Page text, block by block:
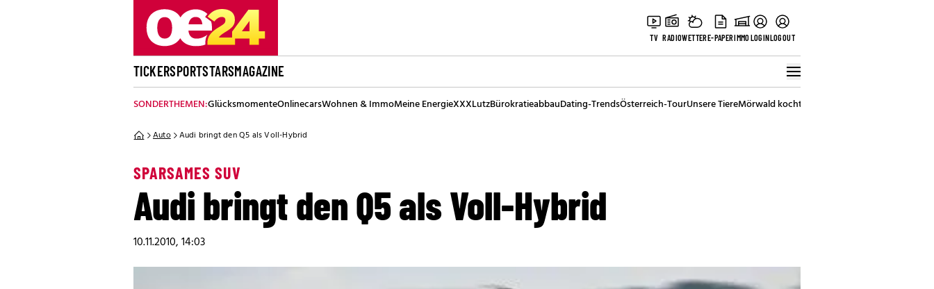
TV RADIOWETTERE-PAPERIMMOLOGINLOGOUT
TICKERSPORTSTARSMAGAZINE
SONDERTHEMEN:GlücksmomenteOnlinecarsWohnen & ImmoMeine EnergieXXXLutzBürokratieabbauDating-TrendsÖsterreich-TourUnsere TiereMörwald kocht
Auto Audi bringt den Q5 als Voll-Hybrid
SPARSAMES SUV
Audi bringt den Q5 als Voll-Hybrid
10.11.2010, 14:03